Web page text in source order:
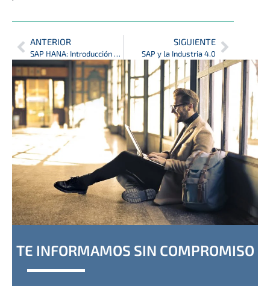
ANTERIOR
SAP HANA: Introducción a la Hompage
SIGUIENTE
SAP y la Industria 4.0
TE INFORMAMOS SIN COMPROMISO